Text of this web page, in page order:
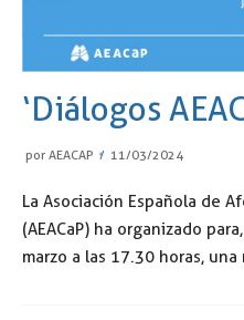
‘Diálogos
por AEACAP 11/03/2024
La Asociación Española de
(AEACaP) ha organizado
marzo a las 17.30 horas,